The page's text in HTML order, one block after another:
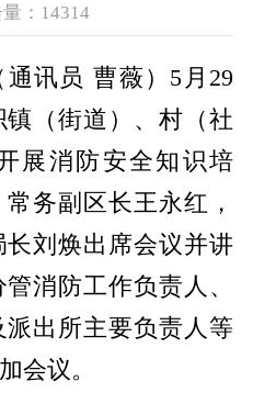
：14314
讯员 曹薇）5月29
镇（街道）、村（社
展消防安全知识培
务副区长王永红，
刘焕出席会议并讲
消防工作负责人、
出所主要负责人等
会议。